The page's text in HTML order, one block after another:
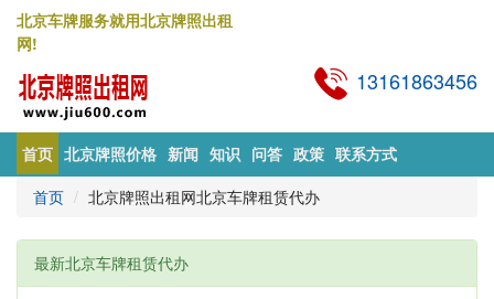
北京车牌服务就用北京牌照出租
网!
13161863456
首页 北京牌照价格 新闻 知识 问答 政策 联系方式
首页
北京牌照出租网北京车牌租赁代办
最新北京车牌租赁代办